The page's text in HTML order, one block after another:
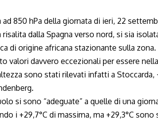
850 hPa della giornata di ieri, 22
dalla Spagna verso nord, si sia
di origine africana stazionante sulla zona.
valori davvero eccezionali per essere
sono stati rilevati infatti a Stoccarda,
si sono “adeguate” a quelle di una
i +29,7°C di massima, ma +29,3°C